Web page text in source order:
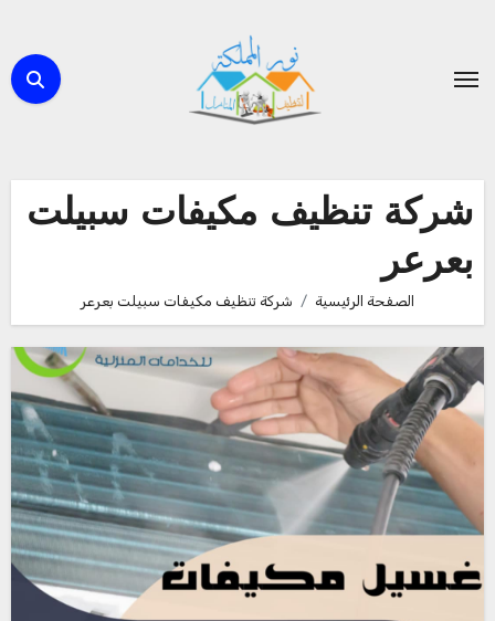
المحتوى
شركة تنظيف مكيفات سبيلت
بعرعر
الصفحة الرئيسية شركة تنظيف مكيفات سبيلت بعرعر